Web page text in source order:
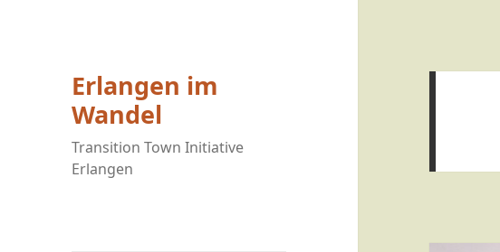
Erlangen im
Wandel
Transition Town Initiative
Erlangen